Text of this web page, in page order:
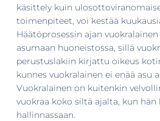
käsittely kuin
toimenpiteet, voi kestää
Häätöprosessin ajan
asumaan huoneistossa, sillä
perustuslakiin kirjattu oikeus
kunnes vuokralainen ei enää asu
Vuokralainen on kuitenkin
vuokraa koko siltä ajalta, kun
hallinnassaan.